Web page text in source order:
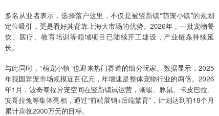
多名从业者表示，选择落户这里，不仅是被竖新镇“萌宠小镇”的规划
定位吸引，更是看好其背靠上海大市场的优势。2026年，一批宠物餐
饮、医疗、教育培训等领域项目已陆续开工建设，产业链条持续延
长。
与此同时，“萌宠小镇”也迎来热门赛道的细分玩家。数据显示，2025
年我国异宠市场规模近百亿元，年增速是整体宠物行业的两倍。2026
年1月，波奇泰福异宠空间在竖新镇试运营，蜥蜴、豚鼠、卡皮巴拉、
安哥拉兔等集体亮相，通过“前端展销+后端繁育”，计划达到前18个月
累计营收2000万元的目标。